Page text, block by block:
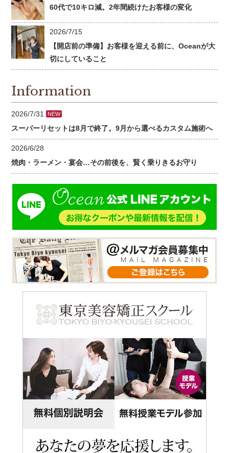
60代で10キロ減。2年間続けたお客様の変化
2026/7/15
【開店前の準備】お客様を迎える前に、Oceanが大
切にしていること
Information
2026/7/31 NEW
スーパーリセットは8月で終了。9月から選べるカスタム施術へ
2026/6/28
焼肉・ラーメン・宴会…その前後を、賢く乗りきるお守り